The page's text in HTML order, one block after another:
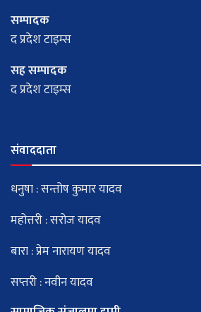
सम्पादक
द प्रदेश टाइम्स
सह सम्पादक
द प्रदेश टाइम्स
संवाददाता
धनुषा : सन्तोष कुमार यादव
महोत्तरी : सरोज यादव
बारा : प्रेम नारायण यादव
सप्तरी : नवीन यादव